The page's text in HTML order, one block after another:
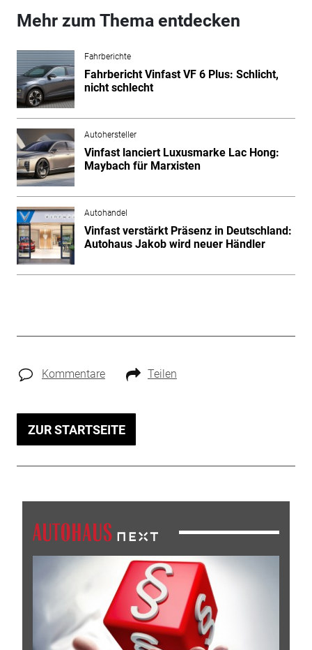
Mehr zum Thema entdecken
Fahrberichte
Fahrbericht Vinfast VF 6 Plus: Schlicht,
nicht schlecht
Autohersteller
Vinfast lanciert Luxusmarke Lac Hong:
Maybach für Marxisten
Autohandel
Vinfast verstärkt Präsenz in Deutschland:
Autohaus Jakob wird neuer Händler
Kommentare Teilen
ZUR STARTSEITE